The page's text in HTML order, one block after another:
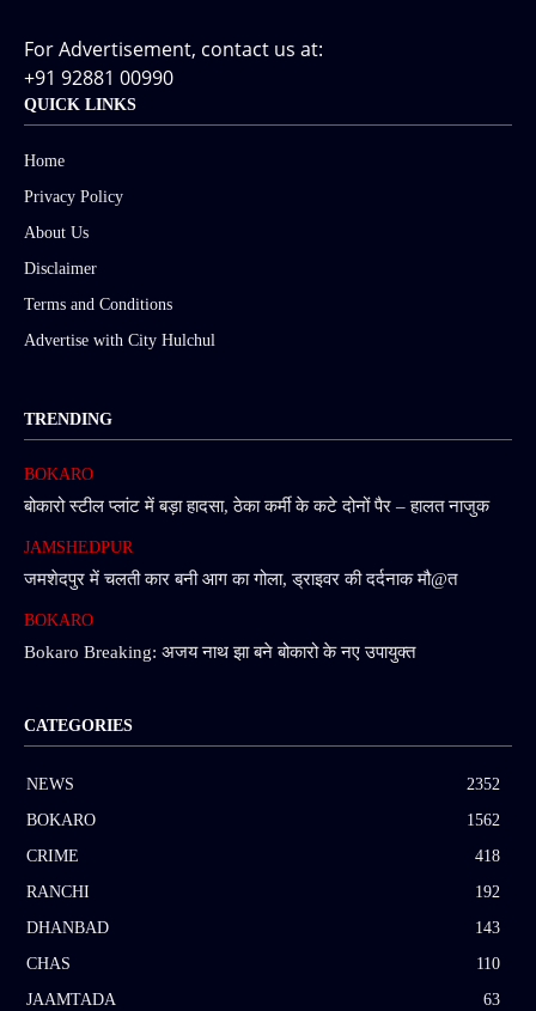
For Advertisement, contact us at:
+91 92881 00990
QUICK LINKS
Home
Privacy Policy
About Us
Disclaimer
Terms and Conditions
Advertise with City Hulchul
TRENDING
BOKARO
बोकारो स्टील प्लांट में बड़ा हादसा, ठेका कर्मी के कटे दोनों पैर – हालत नाजुक
JAMSHEDPUR
जमशेदपुर में चलती कार बनी आग का गोला, ड्राइवर की दर्दनाक मौ@त
BOKARO
Bokaro Breaking: अजय नाथ झा बने बोकारो के नए उपायुक्त
CATEGORIES
NEWS
2352
BOKARO
1562
CRIME
418
RANCHI
192
DHANBAD
143
CHAS
110
JAAMTADA
63